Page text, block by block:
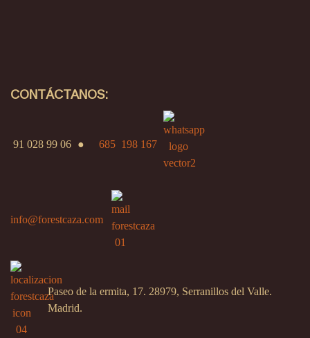
CONTÁCTANOS:
91 028 99 06 ● 685 198 167
info@forestcaza.com
Paseo de la ermita, 17. 28979, Serranillos del Valle.
Madrid.